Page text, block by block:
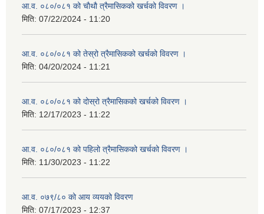
आ.व. ०८०/०८१ को चाैथाै त्रैमासिकको खर्चको विवरण ।
मिति: 07/22/2024 - 11:20
आ.व. ०८०/०८१ को तेस्रो त्रैमासिकको खर्चको विवरण ।
मिति: 04/20/2024 - 11:21
आ.व. ०८०/०८१ को दोस्रो त्रैमासिकको खर्चको विवरण ।
मिति: 12/17/2023 - 11:22
आ.व. ०८०/०८१ को पहिलो त्रैमासिकको खर्चको विवरण ।
मिति: 11/30/2023 - 11:22
आ.व. ०७९/८० को आय व्ययको विवरण
मिति: 07/17/2023 - 12:37